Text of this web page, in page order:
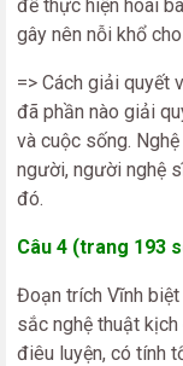
để thực hiện hoài
gây nên nỗi khổ
=> Cách giải quyết
đã phần nào giải
và cuộc sống.
người, người nghệ
đó.
Câu 4 (trang 193
Đoạn trích Vĩnh
sắc nghệ thuật
điêu luyện, có tính